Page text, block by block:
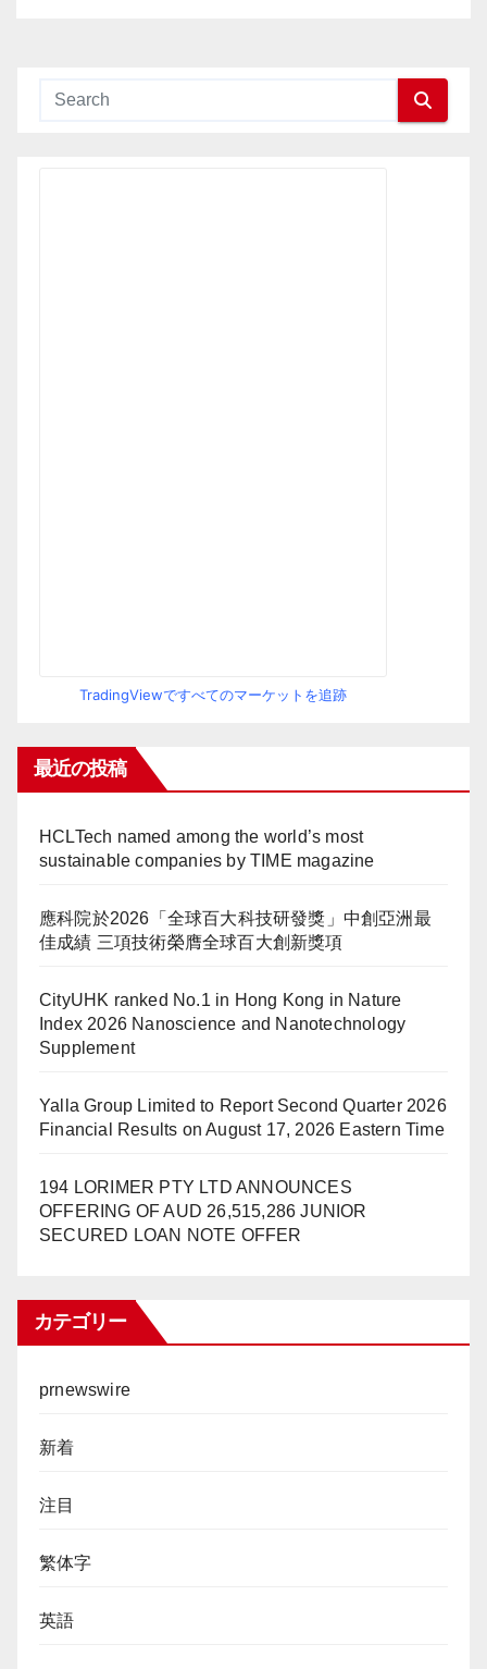
TradingViewですべてのマーケットを追跡
最近の投稿
HCLTech named among the world’s most
sustainable companies by TIME magazine
應科院於2026「全球百大科技研發獎」中創亞洲最
佳成績 三項技術榮膺全球百大創新獎項
CityUHK ranked No.1 in Hong Kong in Nature
Index 2026 Nanoscience and Nanotechnology
Supplement
Yalla Group Limited to Report Second Quarter 2026
Financial Results on August 17, 2026 Eastern Time
194 LORIMER PTY LTD ANNOUNCES
OFFERING OF AUD 26,515,286 JUNIOR
SECURED LOAN NOTE OFFER
カテゴリー
prnewswire
新着
注目
繁体字
英語